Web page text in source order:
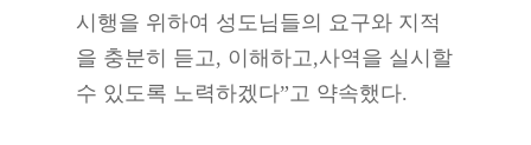
시행을 위하여 성도님들의 요구와 지적
을 충분히 듣고, 이해하고,사역을 실시할
수 있도록 노력하겠다”고 약속했다.